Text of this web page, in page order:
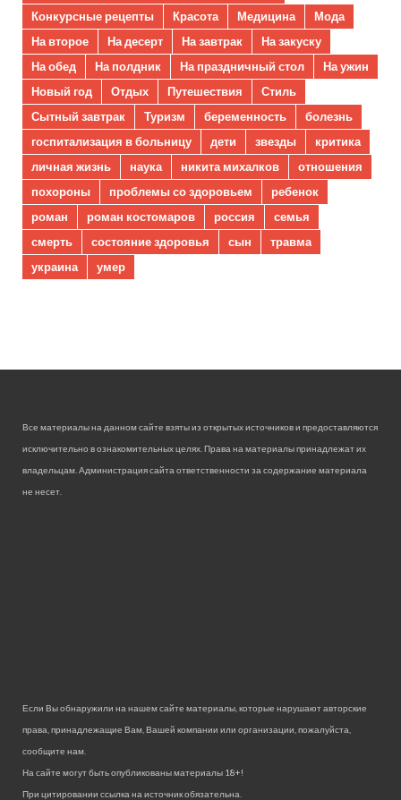
Конкурсные рецепты
Красота Медицина
Мода
На второе
На десерт На завтрак
На закуску
На обед
На полдник На праздничный стол
На ужин
Новый год
Отдых Путешествия
Стиль
Сытный завтрак
Туризм беременность
болезнь
госпитализация в больницу
дети звезды
критика
личная жизнь
наука никита михалков
отношения
похороны
проблемы со здоровьем
ребенок
роман
роман костомаров россия
семья
смерть
состояние здоровья сын
травма
украина
умер
Все материалы на данном сайте взяты из открытых источников и предоставляются
исключительно в ознакомительных целях. Права на материалы принадлежат их
владельцам. Администрация сайта ответственности за содержание материала
не несет.
Если Вы обнаружили на нашем сайте материалы, которые нарушают авторские
права, принадлежащие Вам, Вашей компании или организации, пожалуйста,
сообщите нам.
На сайте могут быть опубликованы материалы 18+!
При цитировании ссылка на источник обязательна.